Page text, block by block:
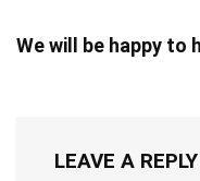
We will be happy to
LEAVE A REPLY